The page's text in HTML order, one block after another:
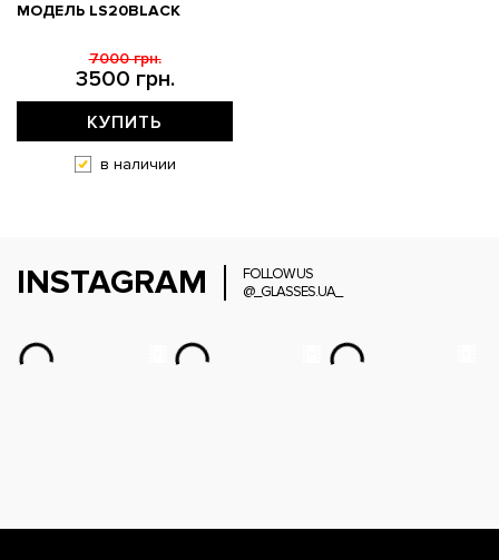
МОДЕЛЬ LS20BLACK
3500 грн.
7000 грн.
КУПИТЬ
в наличии
INSTAGRAM
FOLLOW US
@_GLASSES.UA_